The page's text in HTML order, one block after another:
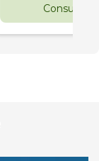
Consultar